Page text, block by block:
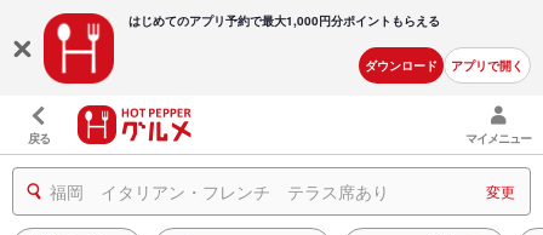
はじめてのアプリ予約で最大1,000円分ポイントもらえる
ダウンロード アプリで開く
戻る マイメニュー
福岡 イタリアン・フレンチ テラス席あり 変更